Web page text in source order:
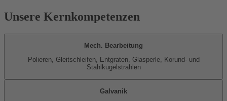
Unsere Kernkompetenzen
Mech. Bearbeitung
Polieren, Gleitschleifen, Entgraten, Glasperle, Korund- und
Stahlkugelstrahlen
Galvanik